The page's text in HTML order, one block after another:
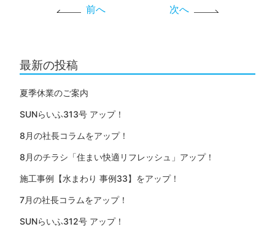
前へ 次へ
最新の投稿
夏季休業のご案内
SUNらいふ313号 アップ！
8月の社長コラムをアップ！
8月のチラシ「住まい快適リフレッシュ」アップ！
施工事例【水まわり 事例33】をアップ！
7月の社長コラムをアップ！
SUNらいふ312号 アップ！